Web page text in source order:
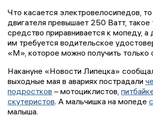
Что касается электровелосипедов,
двигателя превышает 250 Ватт, такое
средство приравнивается к мопеду, а
им требуется водительское
«М», которое можно получить только
Накануне «Новости Липецка»
выходные мая в авариях пострадали
подростков – мотоциклистов,
скутеристов. А мальчишка на мопеде
малыша.